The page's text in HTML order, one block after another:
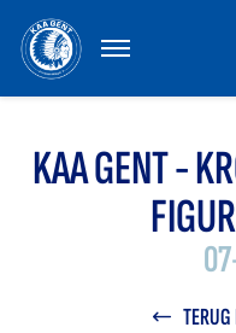
MENU
KAA GENT -